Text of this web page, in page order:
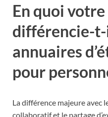
En quoi votre
différencie-t-
annuaires
pour
La différence majeure avec
collaboratif et le partage